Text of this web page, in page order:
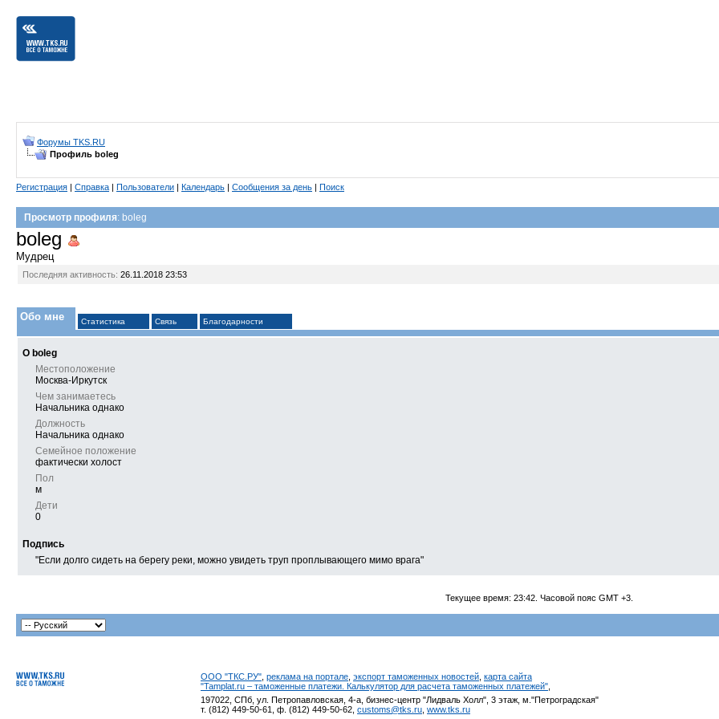
Форумы TKS.RU
Профиль boleg
Регистрация | Справка | Пользователи | Календарь | Сообщения за день | Поиск
Просмотр профиля: boleg
boleg
Мудрец
Последняя активность: 26.11.2018 23:53
Обо мне Статистика Связь Благодарности
О boleg
Местоположение
Москва-Иркутск
Чем занимаетесь
Начальника однако
Должность
Начальника однако
Семейное положение
фактически холост
Пол
м
Дети
0
Подпись
"Если долго сидеть на берегу реки, можно увидеть труп проплывающего мимо врага"
Текущее время: 23:42 . Часовой пояс GMT +3.
ООО "ТКС.РУ" реклама на портале экспорт таможенных новостей карта сайта
"Tamplat.ru – таможенные платежи. Калькулятор для расчета таможенных платежей"
197022, СПб, ул. Петропавловская, 4-а, бизнес-центр "Лидваль Холл", 3 этаж, м."Петроградская"
т. (812) 449-50-61, ф. (812) 449-50-62, customs@tks.ru www.tks.ru